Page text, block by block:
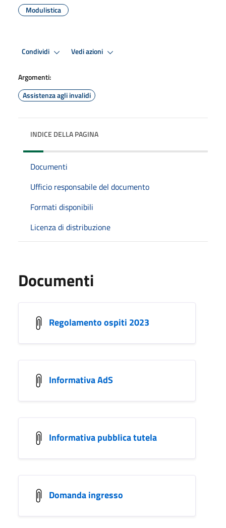
Modulistica
Condividi Vedi azioni
Argomenti:
Assistenza agli invalidi
INDICE DELLA PAGINA
Documenti
Ufficio responsabile del documento
Formati disponibili
Licenza di distribuzione
Documenti
Regolamento ospiti 2023
Informativa AdS
Informativa pubblica tutela
Domanda ingresso